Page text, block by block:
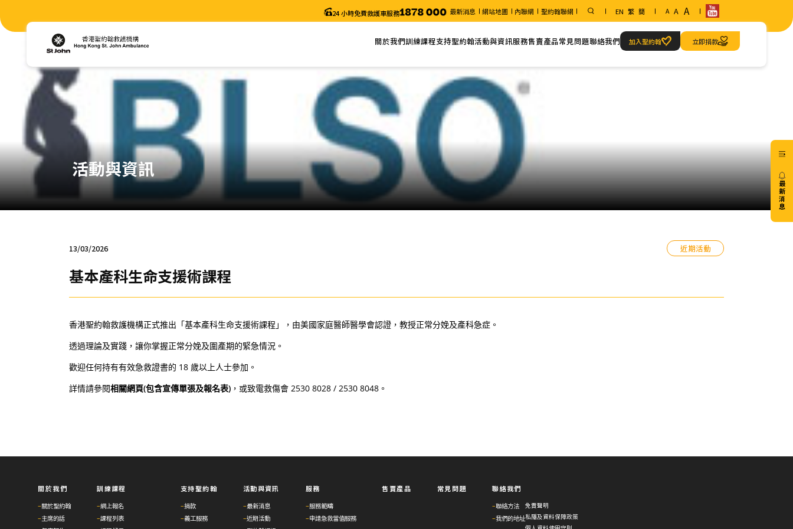
24 小時免費救護車服務 最新消息 網站地圖 內聯網 聖約翰聯網 EN 繁 簡 A A A
關於我們
主席的話
年度報告
職位空缺
訓練課程
課程列表
課程時間表
颱風及暴雨安排/特別通知
更改考試日期 (「急救證書」課程)
電子表格
支持聖約翰
義工服務
活動與資訊
近期活動
聖約翰通訊
服務
申請急救當值服務
售賣產品常見問題聯絡我們
我們的地址
加入聖約翰 立即捐款
活動與資訊
13/03/2026 近期活動
基本產科生命支援術課程
香港聖約翰救護機構正式推出「基本產科生命支援術課程」，由美國家庭醫師醫學會認證，教授正常分娩及產科急症。
透過理論及實踐，讓你掌握正常分娩及圍產期的緊急情況。
歡迎任何持有有效急救證書的 18 歲以上人士參加。
詳情請參閱相關網頁(包含宣傳單張及報名表)，或致電救傷會 2530 8028 / 2530 8048。
關於我們
–關於聖約翰
–主席的話
訓練課程
–網上報名
–課程列表
支持聖約翰
–捐款
–義工服務
活動與資訊
–最新消息
–近期活動
服務
–服務範疇
–申請急救當值服務
售賣產品 常見問題 聯絡我們
–聯絡方法
–我們的地址
免責聲明
私隱及資料保障政策
最
新
消
息